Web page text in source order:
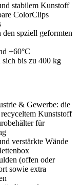
stabilem Kunstoff
ColorClips
den spziell geformten
+60°C
bis zu 400 kg
& Gewerbe: die
Kunststoff
für
verstärkte Wände
(offen oder
sowie extra